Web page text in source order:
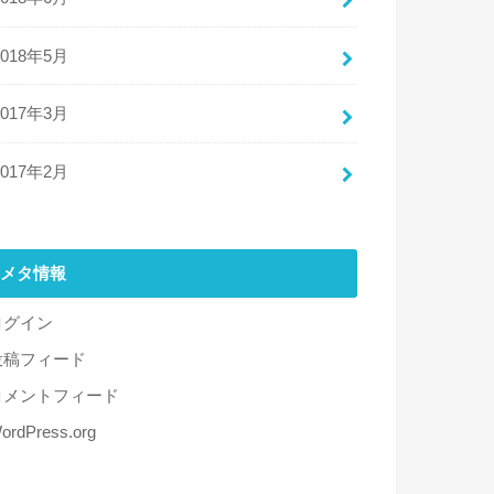
年5月
年3月
年2月
メタ情報
グイン
稿フィード
メントフィード